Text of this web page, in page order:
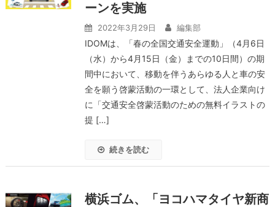
ーンを実施
2022年3月29日 編集部
IDOMは、「春の全国交通安全運動」（4月6日
（水）から4月15日（金）までの10日間）の期
間中において、移動を伴うあらゆる人と車の安
全を願う啓蒙活動の一環として、法人企業向け
に「交通安全啓蒙活動のための無料イラストの
提 […]
続きを読む
横浜ゴム、「ヨコハマタイヤ新商